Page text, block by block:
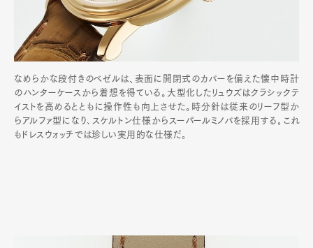
なめらかな段付きのベゼルは、表面に開閉式のカバーを備えた懐中時計
のハンターケースから着想を得ている。大型化したリュウズはクラシックテ
イストを高めるとともに操作性も向上させた。時分針は従来のリーフ型か
らアルファ型になり､スケルトン仕様からスーパールミノバを採用する｡これ
もドレスウォッチでは珍しい実用的な仕様だ｡